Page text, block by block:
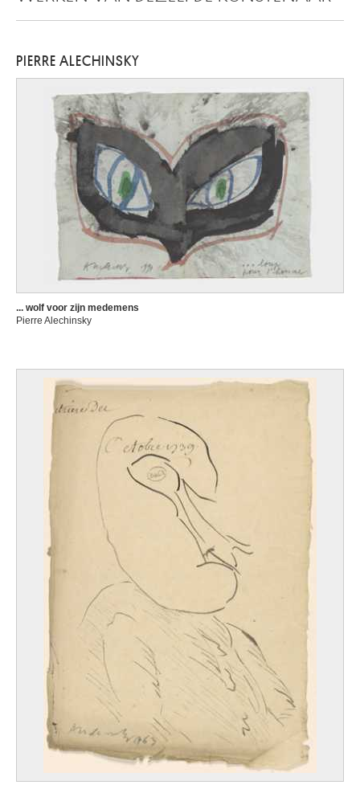
PIERRE ALECHINSKY
... wolf voor zijn medemens
Pierre Alechinsky